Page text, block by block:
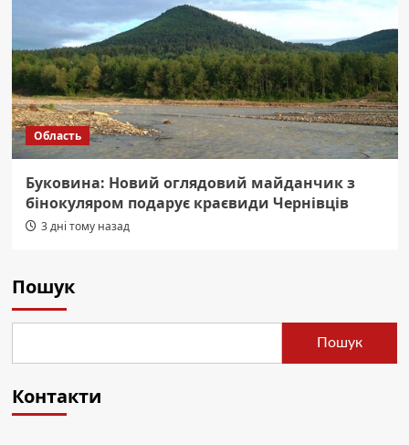
Область
Буковина: Новий оглядовий майданчик з
бінокуляром подарує краєвиди Чернівців
3 дні тому назад
Пошук
Пошук
Контакти